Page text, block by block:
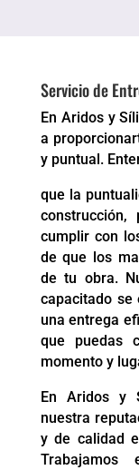
Servicio de
En Aridos y
a
y puntual.
que la
cumplir con
de que los
de tu obra.
capacitado se
una entrega
que puedas
momento y
En Aridos y
nuestra
y de calidad
Trabajamos